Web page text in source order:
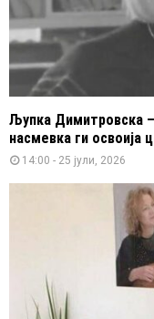
Љупка Димитровска –
насмевка ги освоија
14:00 - 25 јули, 2026